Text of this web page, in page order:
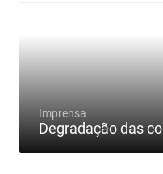
Imprensa
Degradação das